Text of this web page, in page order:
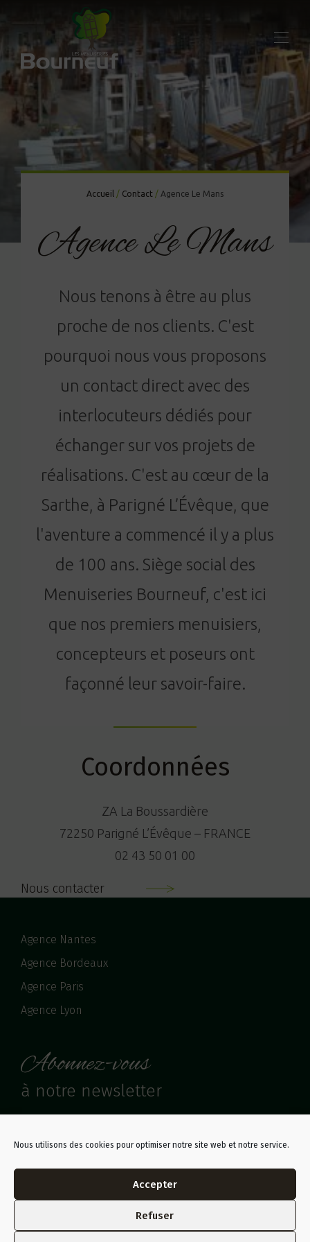
Nous utilisons des cookies pour optimiser notre site web et notre service.
Accepter
Refuser
Accueil / Contact / Agence Le Mans
Agence Le Mans
Nous tenons à être au plus
proche de nos clients. C'est
pourquoi nous vous proposons
un contact direct avec des
interlocuteurs dédiés pour
échanger sur vos projets de
réalisations. C'est au cœur de la
Sarthe, à Parigné L’Évêque, que
l'aventure a commencé il y a plus
de 100 ans. Siège social des
Menuiseries Bourneuf, c'est ici
que nos premiers menuisiers,
concepteurs et poseurs ont
façonné leur savoir-faire.
Coordonnées
ZA La Boussardière
72250 Parigné L’Évêque – FRANCE
02 43 50 01 00
Nous contacter
Agence Nantes
Agence Bordeaux
Agence Paris
Agence Lyon
Abonnez-vous
à notre newsletter
Mentions légales